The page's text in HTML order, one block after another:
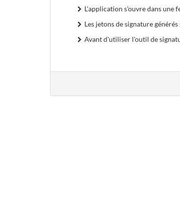
L'application s'ouvre dans une
Les jetons de signature
Avant d'utiliser l'outil de